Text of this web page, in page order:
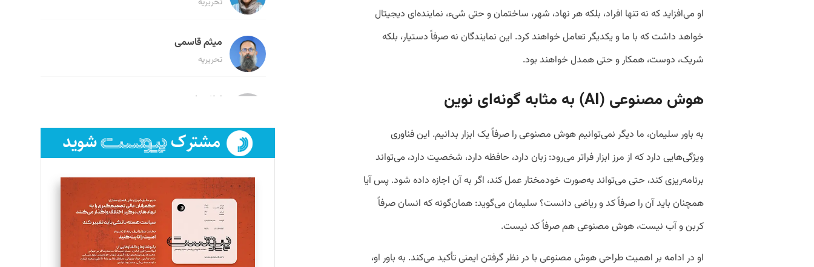
او می‌افزاید که نه تنها افراد، بلکه هر نهاد، شهر، ساختمان و حتی شیء، نماینده‌ای دیجیتال
خواهد داشت که با ما و یکدیگر تعامل خواهند کرد. این نمایندگان نه صرفاً دستیار، بلکه
شریک، دوست، همکار و حتی همدل خواهند بود.
هوش مصنوعی (AI) به مثابه گونه‌ای نوین
به باور سلیمان، ما دیگر نمی‌توانیم هوش مصنوعی را صرفاً یک ابزار بدانیم. این فناوری
ویژگی‌هایی دارد که از مرز ابزار فراتر می‌رود: زبان دارد، حافظه دارد، شخصیت دارد، می‌تواند
برنامه‌ریزی کند، حتی می‌تواند به‌صورت خودمختار عمل کند، اگر به آن اجازه داده شود. پس آیا
همچنان باید آن را صرفاً کد و ریاضی دانست؟ سلیمان می‌گوید: همان‌گونه که انسان صرفاً
کربن و آب نیست، هوش مصنوعی هم صرفاً کد نیست.
او در ادامه بر اهمیت طراحی هوش مصنوعی با در نظر گرفتن ایمنی تأکید می‌کند. به باور او،
میثم قاسمی
تحریریه
لیلا حنارود
فائزه فتحی رستمی
تحریریه
سروش کرمیان
تحریریه